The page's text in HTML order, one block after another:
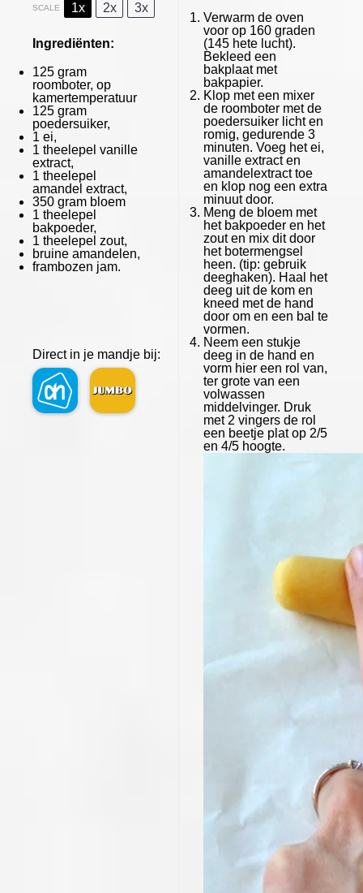
SCALE 1x 2x 3x
Ingrediënten:
125 gram
roomboter, op
kamertemperatuur
125 gram
poedersuiker,
1 ei,
1 theelepel vanille
extract,
1 theelepel
amandel extract,
350 gram bloem
1 theelepel
bakpoeder,
1 theelepel zout,
bruine amandelen,
frambozen jam.
Direct in je mandje bij:
Verwarm de oven
voor op 160 graden
(145 hete lucht).
Bekleed een
bakplaat met
bakpapier.
Klop met een mixer
de roomboter met de
poedersuiker licht en
romig, gedurende 3
minuten. Voeg het ei,
vanille extract en
amandelextract toe
en klop nog een extra
minuut door.
Meng de bloem met
het bakpoeder en het
zout en mix dit door
het botermengsel
heen. (tip: gebruik
deeghaken). Haal het
deeg uit de kom en
kneed met de hand
door om en een bal te
vormen.
Neem een stukje
deeg in de hand en
vorm hier een rol van,
ter grote van een
volwassen
middelvinger. Druk
met 2 vingers de rol
een beetje plat op 2/5
en 4/5 hoogte.